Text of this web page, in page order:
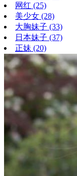
网红 (25)
美少女 (28)
大胸妹子 (33)
日本妹子 (37)
正妹 (20)